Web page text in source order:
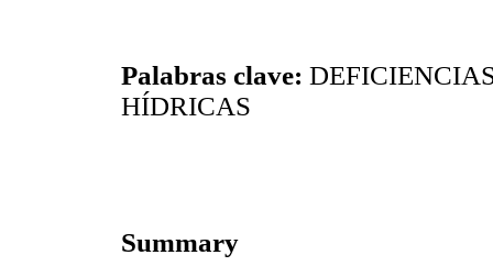
Palabras clave:
HÍDRICAS
Summary